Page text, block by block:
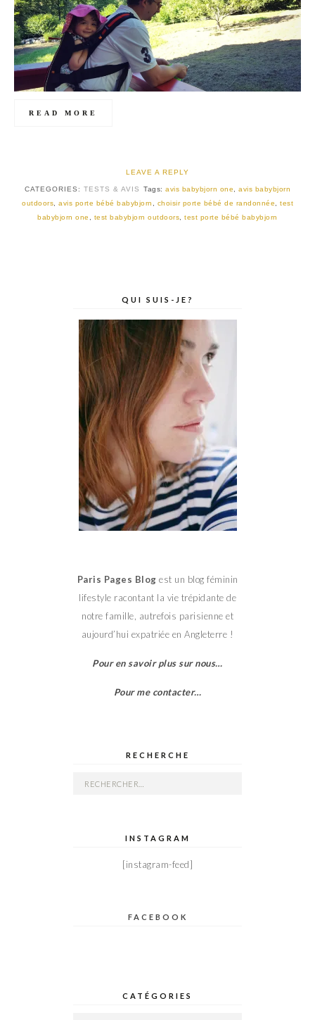
READ MORE
LEAVE A REPLY
CATEGORIES: TESTS & AVIS Tags: avis babybjorn one, avis babybjorn
outdoors, avis porte bébé babybjorn , choisir porte bébé de randonnée, test
babybjorn one , test babybjorn outdoors,test porte bébé babybjorn
QUI SUIS-JE?
Paris Pages Blog est un blog féminin
lifestyle racontant la vie trépidante de
notre famille, autrefois parisienne et
aujourd’hui expatriée en Angleterre !
Pour en savoir plus sur nous…
Pour me contacter…
RECHERCHE
Rechercher :
INSTAGRAM
[instagram-feed]
FACEBOOK
CATÉGORIES